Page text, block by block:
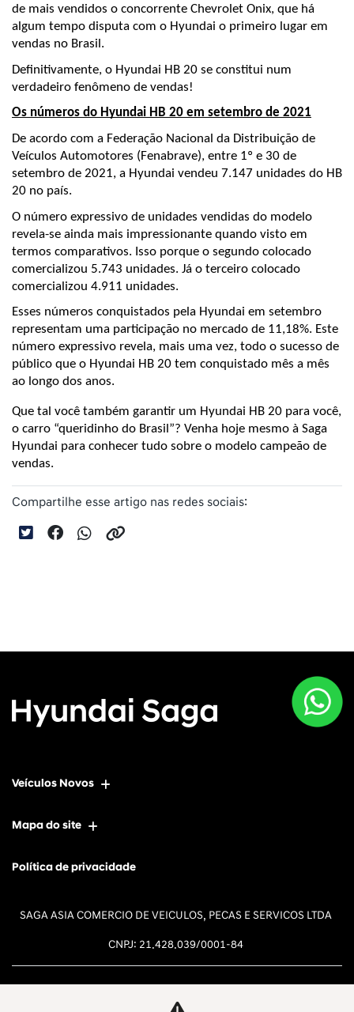
de mais vendidos o concorrente Chevrolet Onix, que há
algum tempo disputa com o Hyundai o primeiro lugar em
vendas no Brasil.
Definitivamente, o Hyundai HB 20 se constitui num
verdadeiro fenômeno de vendas!
Os números do Hyundai HB 20 em setembro de 2021
De acordo com a Federação Nacional da Distribuição de
Veículos Automotores (Fenabrave), entre 1º e 30 de
setembro de 2021, a Hyundai vendeu 7.147 unidades do HB
20 no país.
O número expressivo de unidades vendidas do modelo
revela-se ainda mais impressionante quando visto em
termos comparativos. Isso porque o segundo colocado
comercializou 5.743 unidades. Já o terceiro colocado
comercializou 4.911 unidades.
Esses números conquistados pela Hyundai em setembro
representam uma participação no mercado de 11,18%. Este
número expressivo revela, mais uma vez, todo o sucesso de
público que o Hyundai HB 20 tem conquistado mês a mês
ao longo dos anos.
Que tal você também garantir um Hyundai HB 20 para você,
o carro “queridinho do Brasil”? Venha hoje mesmo à Saga
Hyundai para conhecer tudo sobre o modelo campeão de
vendas.
Compartilhe esse artigo nas redes sociais:
Veículos Novos
Mapa do site
Política de privacidade
SAGA ASIA COMERCIO DE VEICULOS, PECAS E SERVICOS LTDA
CNPJ: 21.428.039/0001-84